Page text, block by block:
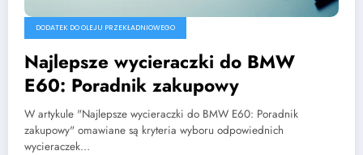
DODATEK DO OLEJU PRZEKŁADNIOWEGO
Najlepsze wycieraczki do BMW
E60: Poradnik zakupowy
W artykule "Najlepsze wycieraczki do BMW E60: Poradnik
zakupowy" omawiane są kryteria wyboru odpowiednich
wycieraczek…